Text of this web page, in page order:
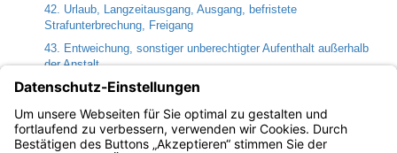
42. Urlaub, Langzeitausgang, Ausgang, befristete
Strafunterbrechung, Freigang
43. Entweichung, sonstiger unberechtigter Aufenthalt außerhalb
der Anstalt
44. Mitteilungen bei Geburten
45. Mitteilungen bei Todesfällen und schweren Krankheitsfällen
46. Mitteilung von der Anordnung einer Disziplinarmaßnahme